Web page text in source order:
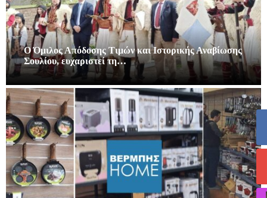
Ο Όμιλος Απόδοσης Τιμών και Ιστορικής Αναβίωσης
Σουλίου, ευχαριστεί τη…